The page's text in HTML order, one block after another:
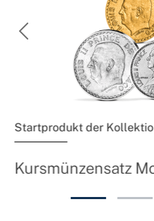
Startprodukt der
Kursmünzensatz